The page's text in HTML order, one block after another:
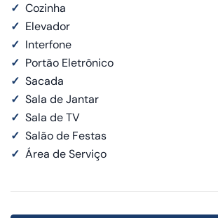
✓ Cozinha
✓ Elevador
✓ Interfone
✓ Portão Eletrônico
✓ Sacada
✓ Sala de Jantar
✓ Sala de TV
✓ Salão de Festas
✓ Área de Serviço